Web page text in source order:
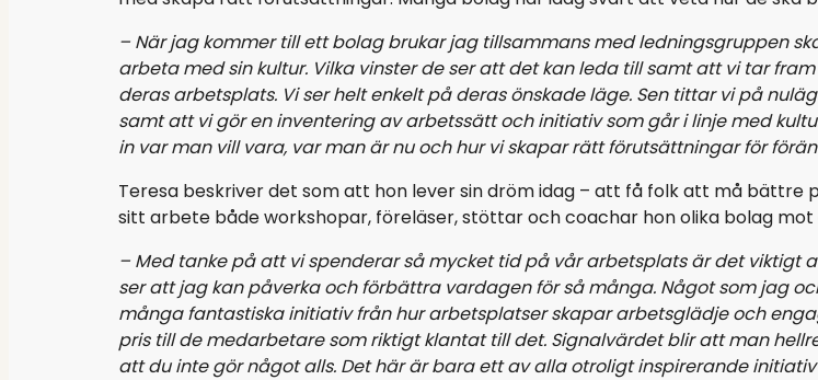
– När jag kommer till ett bolag brukar jag tillsammans med ledningsgruppen
arbeta med sin kultur. Vilka vinster de ser att det kan leda till samt att vi tar
deras arbetsplats. Vi ser helt enkelt på deras önskade läge. Sen tittar vi på
samt att vi gör en inventering av arbetssätt och initiativ som går i linje med
in var man vill vara, var man är nu och hur vi skapar rätt förutsättningar för
Teresa beskriver det som att hon lever sin dröm idag – att få folk att må bättre
sitt arbete både workshopar, föreläser, stöttar och coachar hon olika bolag
– Med tanke på att vi spenderar så mycket tid på vår arbetsplats är det
ser att jag kan påverka och förbättra vardagen för så många. Något som jag
många fantastiska initiativ från hur arbetsplatser skapar arbetsglädje och
pris till de medarbetare som riktigt klantat till det. Signalvärdet blir att man
att du inte gör något alls. Det här är bara ett av alla otroligt inspirerande